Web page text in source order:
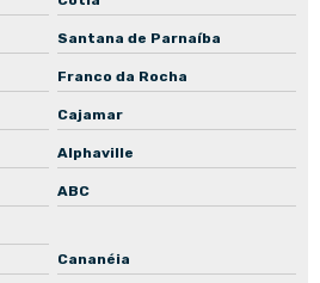
Santana de Parnaíba
Franco da Rocha
Cajamar
Alphaville
ABC
Cananéia